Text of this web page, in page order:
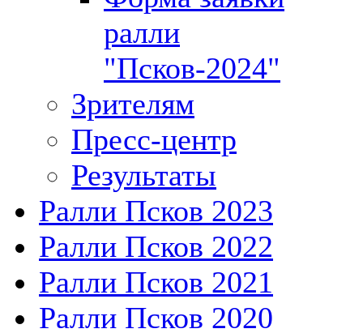
ралли
"Псков-2024"
Зрителям
Пресс-центр
Результаты
Ралли Псков 2023
Ралли Псков 2022
Ралли Псков 2021
Ралли Псков 2020